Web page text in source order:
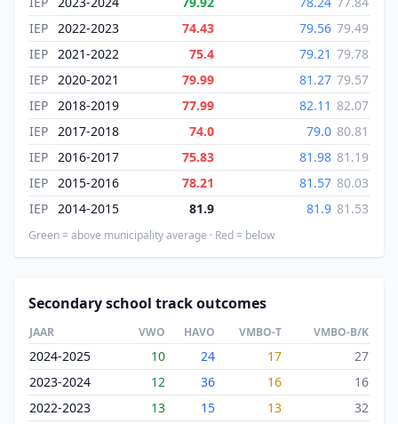
IEP 2022-2023 74.43 79.56 79.49
IEP 2021-2022 75.4 79.21 79.78
IEP 2020-2021 79.99 81.27 79.57
IEP 2018-2019 77.99 82.11 82.07
IEP 2017-2018 74.0 79.0 80.81
IEP 2016-2017 75.83 81.98 81.19
IEP 2015-2016 78.21 81.57 80.03
IEP 2014-2015 81.9 81.9 81.53
Green = above municipality average · Red = below
Secondary school track outcomes
JAAR VWO HAVO VMBO-T VMBO-B/K
2024-2025 10 24 17
27
2023-2024
12 36 16
16
2022-2023
13 15 13
32